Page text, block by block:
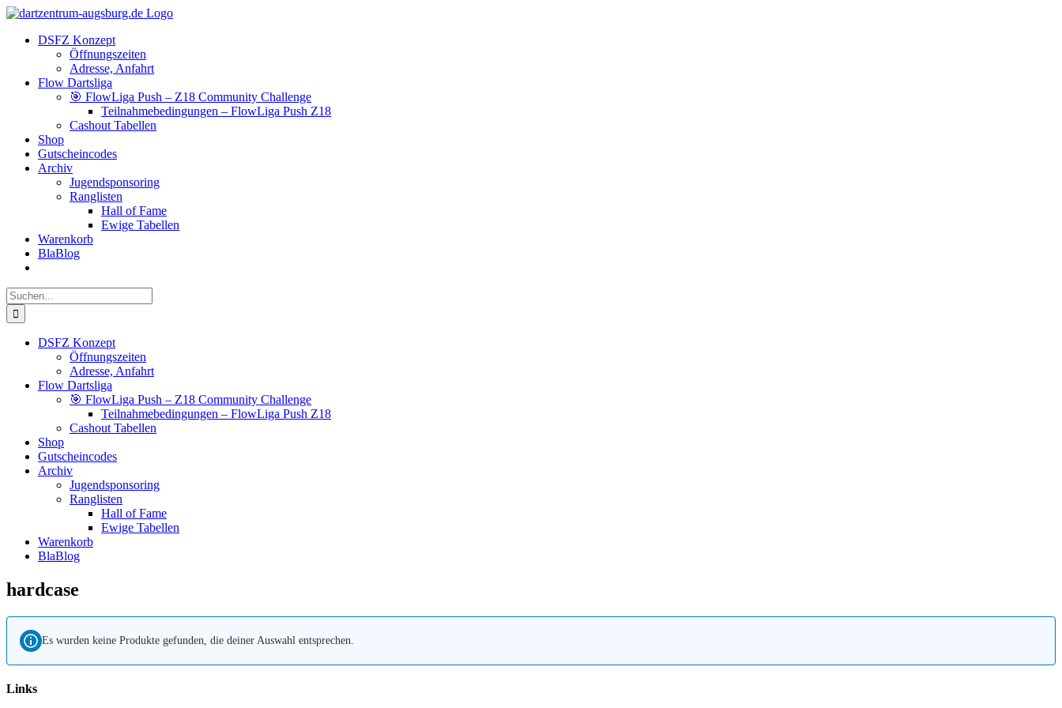
Zum
springen
Facebook
Instagram
YouTube
DSFZ Konzept
Öffnungszeiten
Adresse, Anfahrt
Flow Dartsliga
🎯 FlowLiga Push – Z18 Community Challenge
Teilnahmebedingungen – FlowLiga Push Z18
Cashout Tabellen
Shop
Gutscheincodes
Archiv
Jugendsponsoring
Ranglisten
Hall of Fame
Ewige Tabellen
Warenkorb
BlaBlog
Suche
nach:
DSFZ Konzept
Öffnungszeiten
Adresse, Anfahrt
Flow Dartsliga
🎯 FlowLiga Push – Z18 Community Challenge
Teilnahmebedingungen – FlowLiga Push Z18
Cashout Tabellen
Shop
Gutscheincodes
Archiv
Jugendsponsoring
Ranglisten
Hall of Fame
Ewige Tabellen
Warenkorb
BlaBlog
hardcase
Es wurden keine Produkte gefunden, die deiner Auswahl entsprechen.
Links